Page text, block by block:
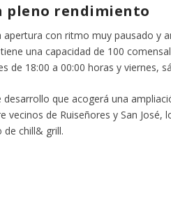
pleno rendimiento
con ritmo muy pausado y
una capacidad de 100
de 18:00 a 00:00 horas y viernes,
que acogerá una
vecinos de Ruiseñores y San
de chill& grill.